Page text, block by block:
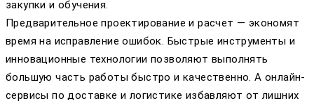
закупки и обучения.
Предварительное проектирование и расчет — экономят
время на исправление ошибок. Быстрые инструменты и
инновационные технологии позволяют выполнять
большую часть работы быстро и качественно. А онлайн-
сервисы по доставке и логистике избавляют от лишних